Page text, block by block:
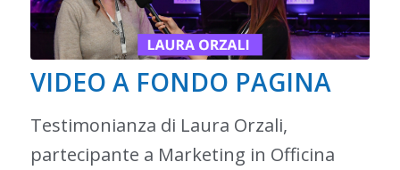
VIDEO A FONDO PAGINA
Testimonianza di Laura Orzali,
partecipante a Marketing in Officina